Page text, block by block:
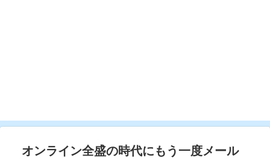
オンライン全盛の時代にもう一度メール